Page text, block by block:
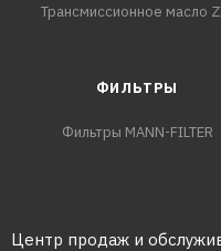
Трансмиссионное масло
ФИЛЬТРЫ
Фильтры MANN-FILTER
Центр продаж и